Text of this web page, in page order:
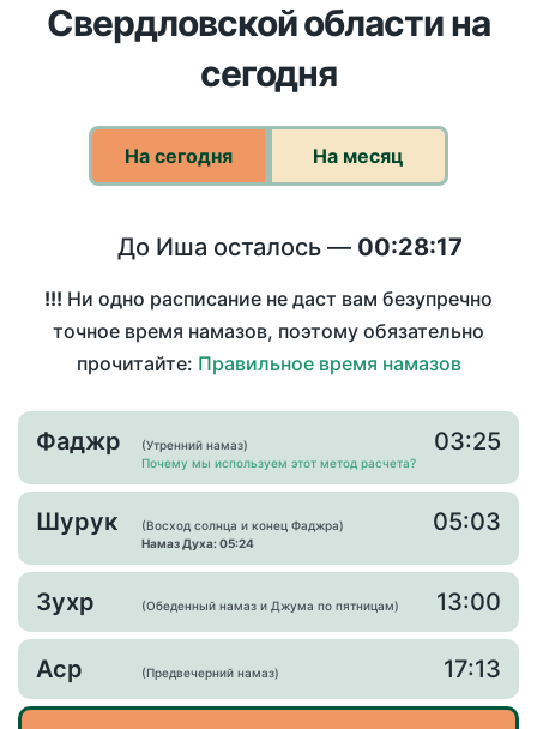
Свердловской области на
сегодня
На сегодня На месяц
До Иша осталось — 00:28:17
!!! Ни одно расписание не даст вам безупречно
точное время намазов, поэтому обязательно
прочитайте: Правильное время намазов
Фаджр
(Утренний намаз)
Почему мы используем этот метод расчета?
03:25
Шурук
(Восход солнца и конец Фаджра)
Намаз Духа: 05:24
05:03
Зухр (Обеденный намаз и Джума по пятницам) 13:00
Аср (Предвечерний намаз) 17:13